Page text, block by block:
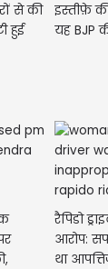
से की
हुई
इस्तीफ़े
यह BJP
रैपिडो
आरोप:
था